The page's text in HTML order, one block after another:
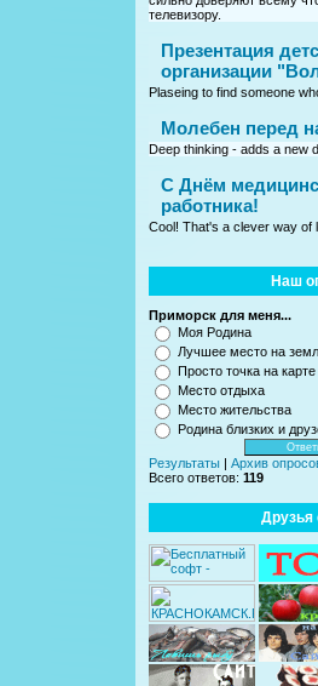
телевизору.
Презентация
организации
Plaseing to find someone
Молебен перед
Deep thinking - adds a new
C Днём
работника!
Cool! That's a clever way of
Наш
Приморск для меня...
Моя Родина
Лучшее место на
Просто точка на карте
Место отдыха
Место жительства
Родина близких и
Результаты
Архив
Всего ответов: 119
Друзья